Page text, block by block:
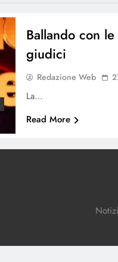
Ballando con
giudici
Redazione Web
La…
Read More